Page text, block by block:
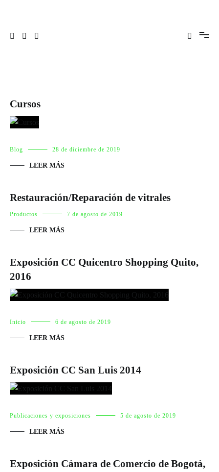
Cursos
Blog 28 de diciembre de 2019
LEER MÁS
Restauración/Reparación de vitrales
Productos 7 de agosto de 2019
LEER MÁS
Exposición CC Quicentro Shopping Quito,
2016
Inicio 6 de agosto de 2019
LEER MÁS
Exposición CC San Luis 2014
Publicaciones y exposiciones 5 de agosto de 2019
LEER MÁS
Exposición Cámara de Comercio de Bogotá,